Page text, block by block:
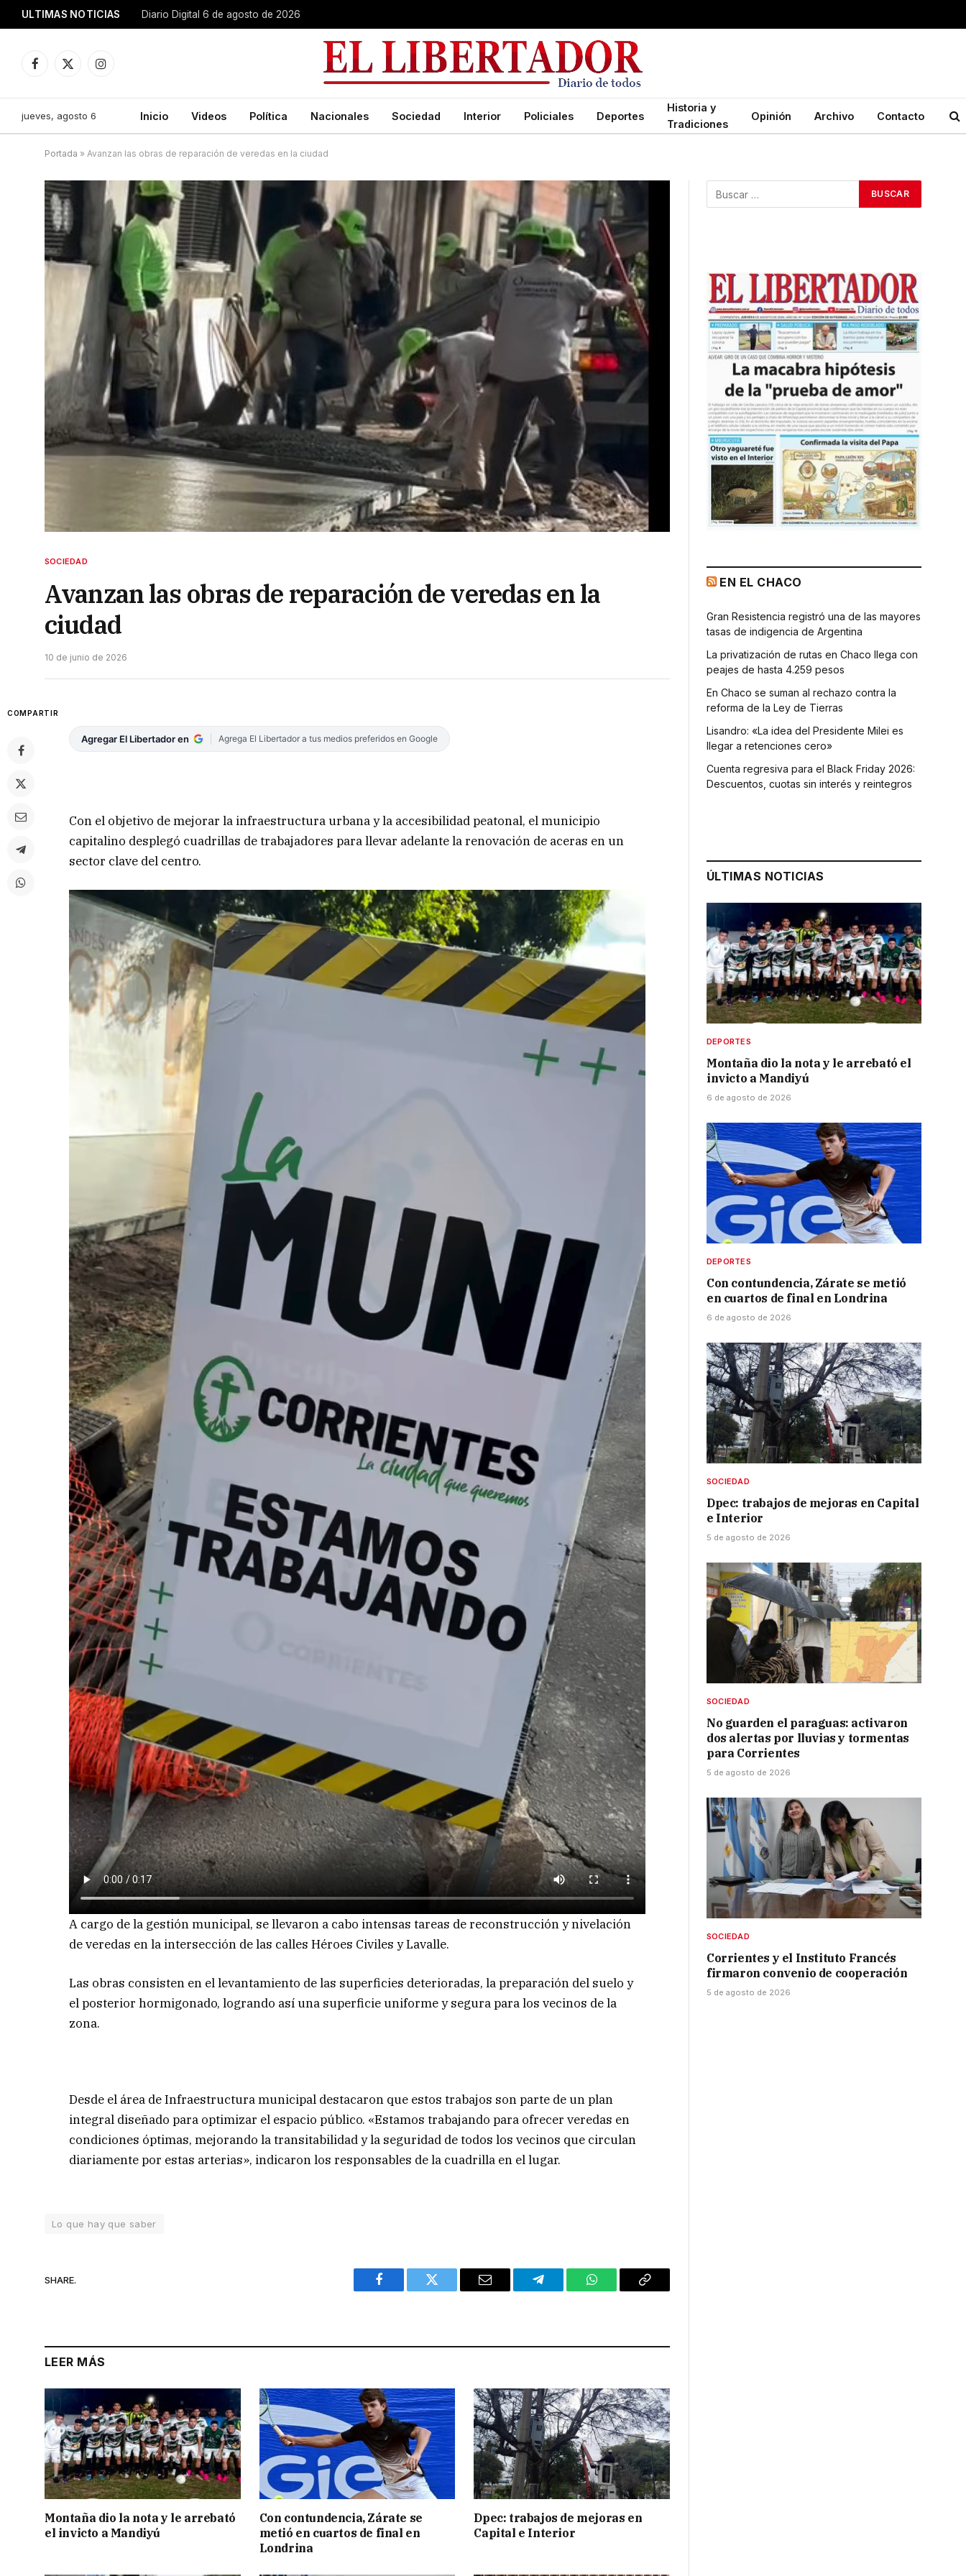
ULTIMAS NOTICIAS Diario Digital 6 de agosto de 2026
Facebook
X
Instagram
jueves, agosto 6 Inicio Videos Política Nacionales Sociedad Interior Policiales Deportes
Historia y
Tradiciones
Opinión Archivo Contacto
Portada » Avanzan las obras de reparación de veredas en la ciudad
SOCIEDAD
Avanzan las obras de reparación de veredas en la
ciudad
10 de junio de 2026
COMPARTIR
Agregar El Libertador en Agrega El Libertador a tus medios preferidos en Google
Con el objetivo de mejorar la infraestructura urbana y la accesibilidad peatonal, el municipio
capitalino desplegó cuadrillas de trabajadores para llevar adelante la renovación de aceras en un
sector clave del centro.
A cargo de la gestión municipal, se llevaron a cabo intensas tareas de reconstrucción y nivelación
de veredas en la intersección de las calles Héroes Civiles y Lavalle.
Las obras consisten en el levantamiento de las superficies deterioradas, la preparación del suelo y
el posterior hormigonado, logrando así una superficie uniforme y segura para los vecinos de la
zona.
Desde el área de Infraestructura municipal destacaron que estos trabajos son parte de un plan
integral diseñado para optimizar el espacio público. «Estamos trabajando para ofrecer veredas en
condiciones óptimas, mejorando la transitabilidad y la seguridad de todos los vecinos que circulan
diariamente por estas arterias», indicaron los responsables de la cuadrilla en el lugar.
Lo que hay que saber
SHARE.
Facebook Twitter Email Telegram WhatsAppCopy
LEER MÁS
Montaña dio la nota y le arrebató
el invicto a Mandiyú
Con contundencia, Zárate se
metió en cuartos de final en
Londrina
Dpec: trabajos de mejoras en
Capital e Interior
EN EL CHACO
Gran Resistencia registró una de las mayores
tasas de indigencia de Argentina
La privatización de rutas en Chaco llega con
peajes de hasta 4.259 pesos
En Chaco se suman al rechazo contra la
reforma de la Ley de Tierras
Lisandro: «La idea del Presidente Milei es
llegar a retenciones cero»
Cuenta regresiva para el Black Friday 2026:
Descuentos, cuotas sin interés y reintegros
ÚLTIMAS NOTICIAS
DEPORTES
Montaña dio la nota y le arrebató el
invicto a Mandiyú
6 de agosto de 2026
DEPORTES
Con contundencia, Zárate se metió
en cuartos de final en Londrina
6 de agosto de 2026
SOCIEDAD
Dpec: trabajos de mejoras en Capital
e Interior
5 de agosto de 2026
SOCIEDAD
No guarden el paraguas: activaron
dos alertas por lluvias y tormentas
para Corrientes
5 de agosto de 2026
SOCIEDAD
Corrientes y el Instituto Francés
firmaron convenio de cooperación
5 de agosto de 2026